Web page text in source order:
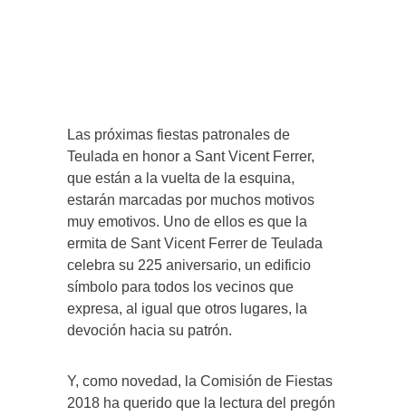
Las próximas fiestas patronales de
Teulada en honor a Sant Vicent Ferrer,
que están a la vuelta de la esquina,
estarán marcadas por muchos motivos
muy emotivos. Uno de ellos es que la
ermita de Sant Vicent Ferrer de Teulada
celebra su 225 aniversario, un edificio
símbolo para todos los vecinos que
expresa, al igual que otros lugares, la
devoción hacia su patrón.
Y, como novedad, la Comisión de Fiestas
2018 ha querido que la lectura del pregón